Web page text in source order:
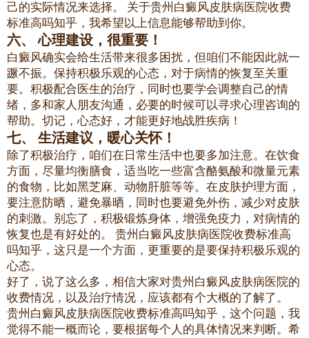
己的实际情况来选择。 关于贵州白癜风皮肤病医院收费
标准高吗知乎，我希望以上信息能够帮助到你。
六、 心理建设，很重要！
白癜风确实会给生活带来很多困扰，但咱们不能因此就一
蹶不振。保持积极乐观的心态，对于病情的恢复至关重
要。积极配合医生的治疗，同时也要学会调整自己的情
绪，多和家人朋友沟通，必要的时候可以寻求心理咨询的
帮助。切记，心态好，才能更好地战胜疾病！
七、 生活建议，暖心关怀！
除了积极治疗，咱们在日常生活中也要多加注意。在饮食
方面，尽量均衡膳食，适当吃一些富含酪氨酸和微量元素
的食物，比如黑芝麻、动物肝脏等等。在皮肤护理方面，
要注意防晒，避免暴晒，同时也要避免外伤，减少对皮肤
的刺激。别忘了，积极锻炼身体，增强免疫力，对病情的
恢复也是有好处的。 贵州白癜风皮肤病医院收费标准高
吗知乎，这只是一个方面，更重要的是要保持积极乐观的
心态。
好了，说了这么多，相信大家对贵州白癜风皮肤病医院的
收费情况，以及治疗情况，应该都有个大概的了解了。
贵州白癜风皮肤病医院收费标准高吗知乎，这个问题，我
觉得不能一概而论，要根据每个人的具体情况来判断。希